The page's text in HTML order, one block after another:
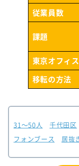
従業員数
課題
東京オフィス
移転の方法
31～50人 千代田区
フォンブース
居抜